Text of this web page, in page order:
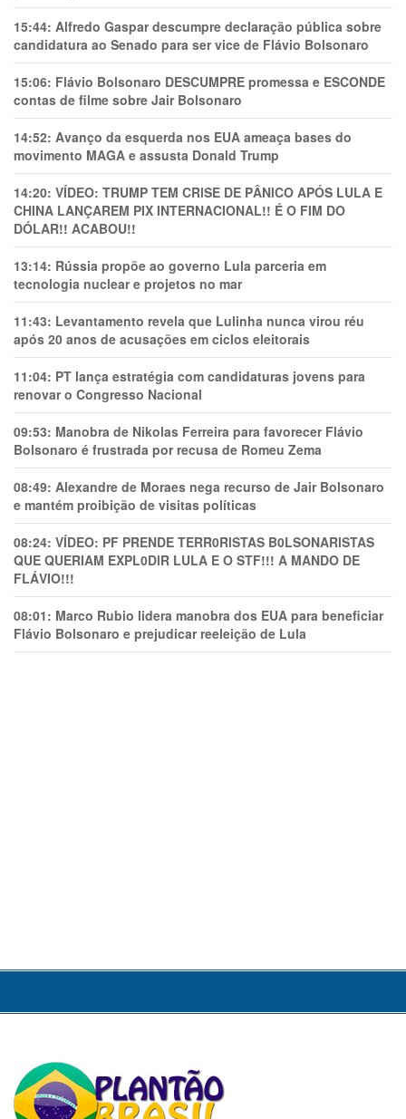
15:44: Alfredo Gaspar descumpre declaração pública sobre
candidatura ao Senado para ser vice de Flávio Bolsonaro
15:06: Flávio Bolsonaro DESCUMPRE promessa e ESCONDE
contas de filme sobre Jair Bolsonaro
14:52: Avanço da esquerda nos EUA ameaça bases do
movimento MAGA e assusta Donald Trump
14:20: VÍDEO: TRUMP TEM CRlSE DE PÂNlCO APÓS LULA E
CHINA LANÇAREM PIX INTERNACIONAL!! É O FIM DO
DÓLAR!! ACABOU!!
13:14: Rússia propõe ao governo Lula parceria em
tecnologia nuclear e projetos no mar
11:43: Levantamento revela que Lulinha nunca virou réu
após 20 anos de acusações em ciclos eleitorais
11:04: PT lança estratégia com candidaturas jovens para
renovar o Congresso Nacional
09:53: Manobra de Nikolas Ferreira para favorecer Flávio
Bolsonaro é frustrada por recusa de Romeu Zema
08:49: Alexandre de Moraes nega recurso de Jair Bolsonaro
e mantém proibição de visitas políticas
08:24: VÍDEO: PF PRENDE TERR0RlSTAS B0LSONARlSTAS
QUE QUERIAM EXPL0DlR LULA E O STF!!! A MANDO DE
FLÁVIO!!!
08:01: Marco Rubio lidera manobra dos EUA para beneficiar
Flávio Bolsonaro e prejudicar reeleição de Lula